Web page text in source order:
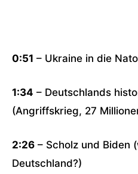
0:51 – Ukraine in die
1:34 – Deutschlands
(Angriffskrieg, 27
2:26 – Scholz und Biden
Deutschland?)